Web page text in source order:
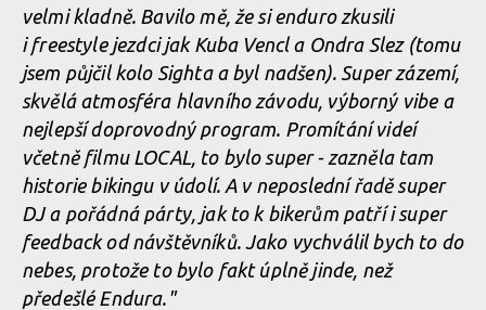
Norco Enduro Race Morávka - Jára Sijka / Enduroserie.cz
Norco Enduro Race Morávka - Jára Sijka / Enduroserie.cz
Norco Enduro Race Morávka - Jára Sijka / Enduroserie.cz
Norco Enduro Race Morávka - Jára Sijka / Enduroserie.cz
Norco Enduro Race Morávka - Jára Sijka / Enduroserie.cz
Norco Enduro Race Morávka - Jára Sijka / Enduroserie.cz
velmi kladně. Bavilo mě, že si enduro zkusili
i freestyle jezdci jak Kuba Vencl a Ondra Slez (tomu
jsem půjčil kolo Sighta a byl nadšen). Super zázemí,
skvělá atmosféra hlavního závodu, výborný vibe a
nejlepší doprovodný program. Promítání videí
včetně filmu LOCAL, to bylo super - zazněla tam
historie bikingu v údolí. A v neposlední řadě super
DJ a pořádná párty, jak to k bikerům patří i super
feedback od návštěvníků. Jako vychválil bych to do
nebes, protože to bylo fakt úplně jinde, než
předešlé Endura."